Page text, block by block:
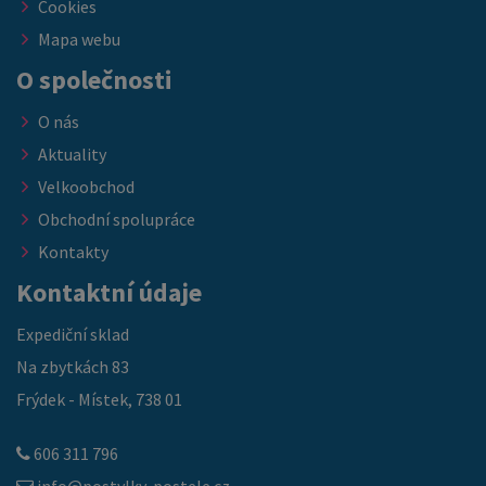
Cookies
Mapa webu
O společnosti
O nás
Aktuality
Velkoobchod
Obchodní spolupráce
Kontakty
Kontaktní údaje
Expediční sklad
Na zbytkách 83
Frýdek - Místek, 738 01
606 311 796